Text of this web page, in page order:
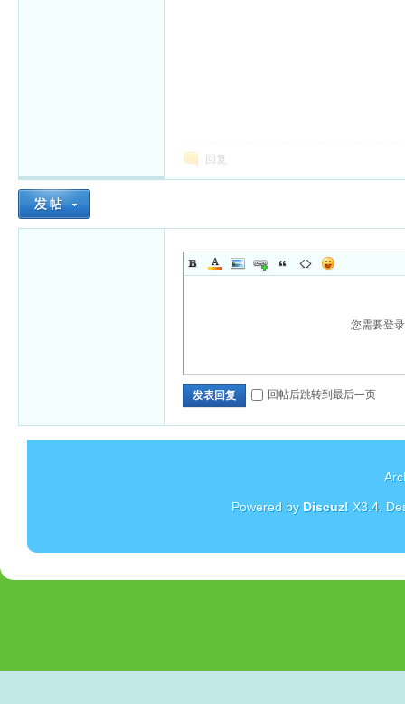
回复
您需要登
发表回复 回帖后跳转到最后一页
Powered by Discuz! X3.4.